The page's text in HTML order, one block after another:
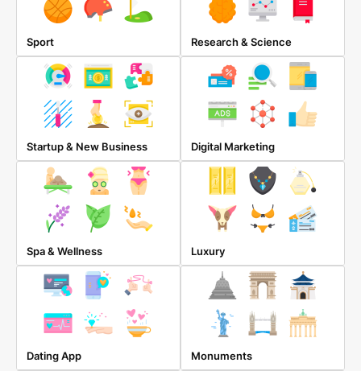
Sport Research & Science
Startup & New Business Digital Marketing
Spa & Wellness Luxury
Dating App Monuments